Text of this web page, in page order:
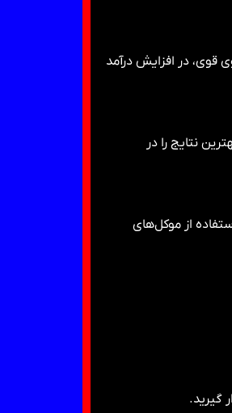
قوی، در افزایش درآمد
نتایج را در
از موکل‌های
گیرید.